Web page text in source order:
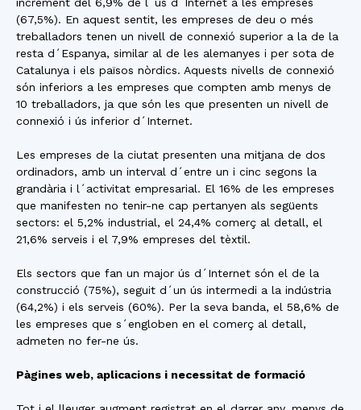
(67,5%). En aquest sentit, les empreses de deu o més
treballadors tenen un nivell de connexió superior a la de la
resta d´Espanya, similar al de les alemanyes i per sota de
Catalunya i els països nòrdics. Aquests nivells de connexió
són inferiors a les empreses que compten amb menys de
10 treballadors, ja que són les que presenten un nivell de
connexió i ús inferior d´Internet.
Les empreses de la ciutat presenten una mitjana de dos
ordinadors, amb un interval d´entre un i cinc segons la
grandària i l´activitat empresarial. El 16% de les empreses
que manifesten no tenir-ne cap pertanyen als següents
sectors: el 5,2% industrial, el 24,4% comerç al detall, el
21,6% serveis i el 7,9% empreses del tèxtil.
Els sectors que fan un major ús d´Internet són el de la
construcció (75%), seguit d´un ús intermedi a la indústria
(64,2%) i els serveis (60%). Per la seva banda, el 58,6% de
les empreses que s´engloben en el comerç al detall,
admeten no fer-ne ús.
Pàgines web, aplicacions i necessitat de formació